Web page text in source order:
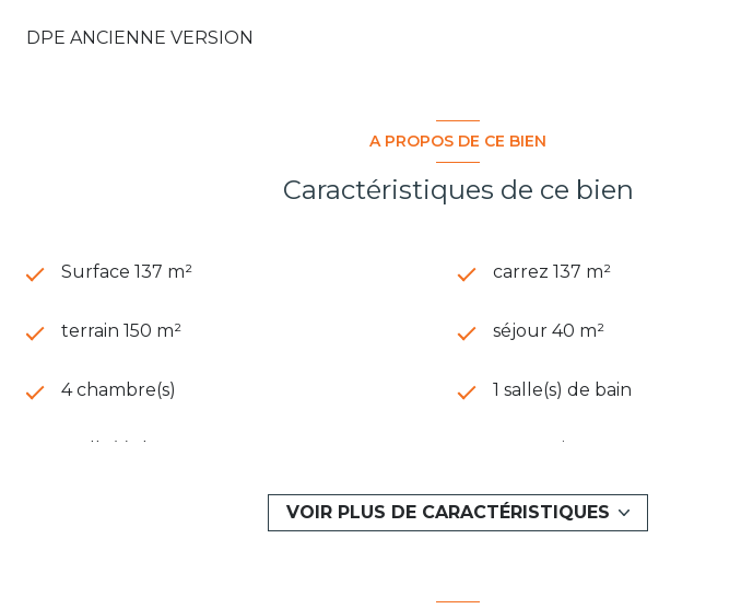
DPE ANCIENNE VERSION
A PROPOS DE CE BIEN
Caractéristiques de ce bien
Surface 137 m² carrez 137 m²
terrain 150 m² séjour 40 m²
4 chambre(s) 1 salle(s) de bain
1 salle(s) d'eau construit en 2008
Chauffage individuel : air pulsé
(climatisation)
VOIR PLUS DE CARACTÉRISTIQUES